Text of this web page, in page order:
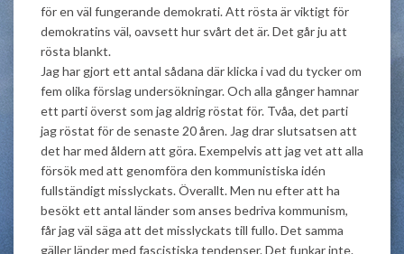
för en väl fungerande demokrati. Att rösta är viktigt för
demokratins väl, oavsett hur svårt det är. Det går ju att
rösta blankt.
Jag har gjort ett antal sådana där klicka i vad du tycker om
fem olika förslag undersökningar. Och alla gånger hamnar
ett parti överst som jag aldrig röstat för. Tvåa, det parti
jag röstat för de senaste 20 åren. Jag drar slutsatsen att
det har med åldern att göra. Exempelvis att jag vet att alla
försök med att genomföra den kommunistiska idén
fullständigt misslyckats. Överallt. Men nu efter att ha
besökt ett antal länder som anses bedriva kommunism,
får jag väl säga att det misslyckats till fullo. Det samma
gäller länder med fascistiska tendenser. Det funkar inte.